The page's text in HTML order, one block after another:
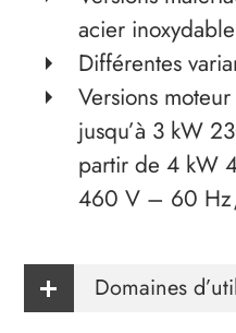
acier
Différentes
Versions
jusqu’à 3 kW
partir de 4
460 V – 60
Domaines